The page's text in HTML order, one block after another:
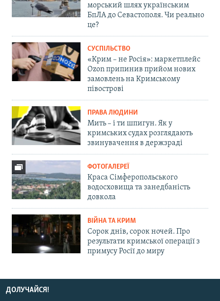
морський шлях українським
БпЛА до Севастополя. Чи реально
це?
СУСПІЛЬСТВО
«Крим – не Росія»: маркетплейс
Ozon припинив прийом нових
замовлень на Кримському
півострові
ПРАВА ЛЮДИНИ
Мить – і ти шпигун. Як у
кримських судах розглядають
звинувачення в держзраді
ФОТОГАЛЕРЕЇ
Краса Сімферопольського
водосховища та занедбаність
довкола
ВІЙНА ТА КРИМ
Сорок днів, сорок ночей. Про
результати кримської операції з
примусу Росії до миру
ДОЛУЧАЙСЯ!